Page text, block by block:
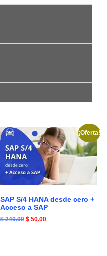
¡Oferta!
SAP S/4 HANA desde cero +
Acceso a SAP
$240.00 $ 50.00